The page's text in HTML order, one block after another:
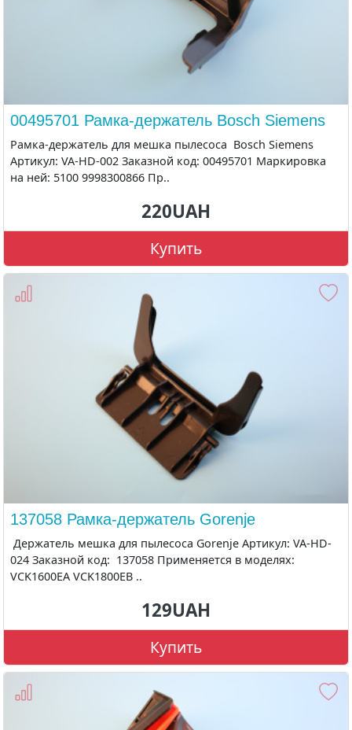
00495701 Рамка-держатель Bosch Siemens
Рамка-держатель для мешка пылесоса Bosch Siemens
Артикул: VA-HD-002 Заказной код: 00495701 Маркировка
на ней: 5100 9998300866 Пр..
220UAH
Купить
137058 Рамка-держатель Gorenje
Держатель мешка для пылесоса Gorenje Артикул: VA-HD-
024 Заказной код: 137058 Применяется в моделях:
VCK1600EA VCK1800EB ..
129UAH
Купить